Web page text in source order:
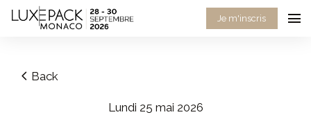
Consent choices
Je m'inscris
Back
lundi 25 mai 2026